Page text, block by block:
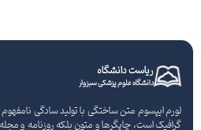
ریاست دانشگاه
دانشگاه علوم پزشکی سبزوار
لورم ایپسوم متن ساختگی با تولید سادگی نامفهوم
گرافیک است، چاپگرها و متون بلکه روزنامه و